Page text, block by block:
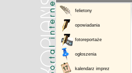
felietony
opowiadania
fotoreportaże
ogłoszenia
kalendarz imprez